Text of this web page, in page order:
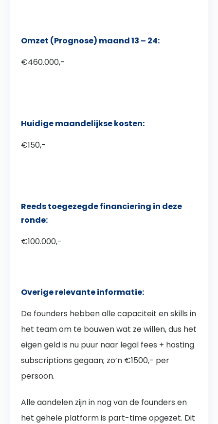
Omzet (Prognose) maand 13 – 24:
€460.000,-
Huidige maandelijkse kosten:
€150,-
Reeds toegezegde financiering in deze
ronde:
€100.000,-
Overige relevante informatie:
De founders hebben alle capaciteit en skills in
het team om te bouwen wat ze willen, dus het
eigen geld is nu puur naar legal fees + hosting
subscriptions gegaan; zo’n €1500,- per
persoon.
Alle aandelen zijn in nog van de founders en
het gehele platform is part-time opgezet. Dit